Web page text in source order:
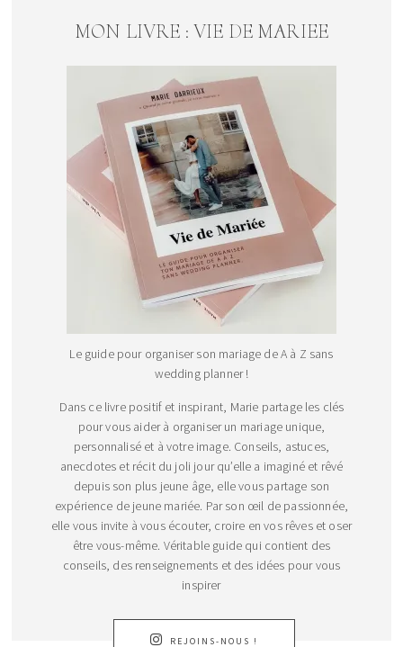
MON LIVRE : VIE DE MARIEE
Le guide pour organiser son mariage de A à Z sans
wedding planner !
Dans ce livre positif et inspirant, Marie partage les clés
pour vous aider à organiser un mariage unique,
personnalisé et à votre image. Conseils, astuces,
anecdotes et récit du joli jour qu’elle a imaginé et rêvé
depuis son plus jeune âge, elle vous partage son
expérience de jeune mariée. Par son œil de passionnée,
elle vous invite à vous écouter, croire en vos rêves et oser
être vous-même. Véritable guide qui contient des
conseils, des renseignements et des idées pour vous
inspirer
REJOINS-NOUS !